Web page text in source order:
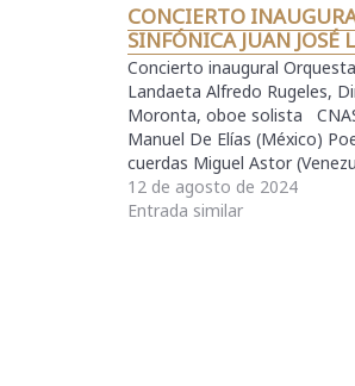
CONCIERTO
SINFÓNICA JUAN JOSÉ
Concierto inaugural
Landaeta Alfredo Rugeles,
Moronta, oboe solista
Manuel De Elías (México)
cuerdas Miguel Astor
Estreno mundial Miguel
(2020) Estreno mundial
12 de agosto de 2024
Entrada similar